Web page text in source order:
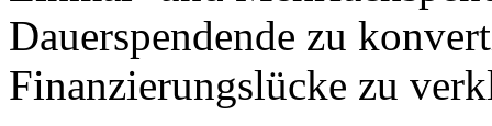
Dauerspendende zu
Finanzierungslücke zu